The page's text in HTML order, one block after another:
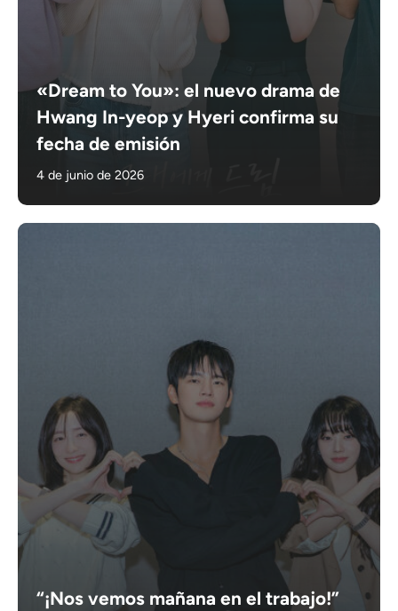
«Dream to You»: el nuevo drama de
Hwang In-yeop y Hyeri confirma su
fecha de emisión
4 de junio de 2026
“¡Nos vemos mañana en el trabajo!”